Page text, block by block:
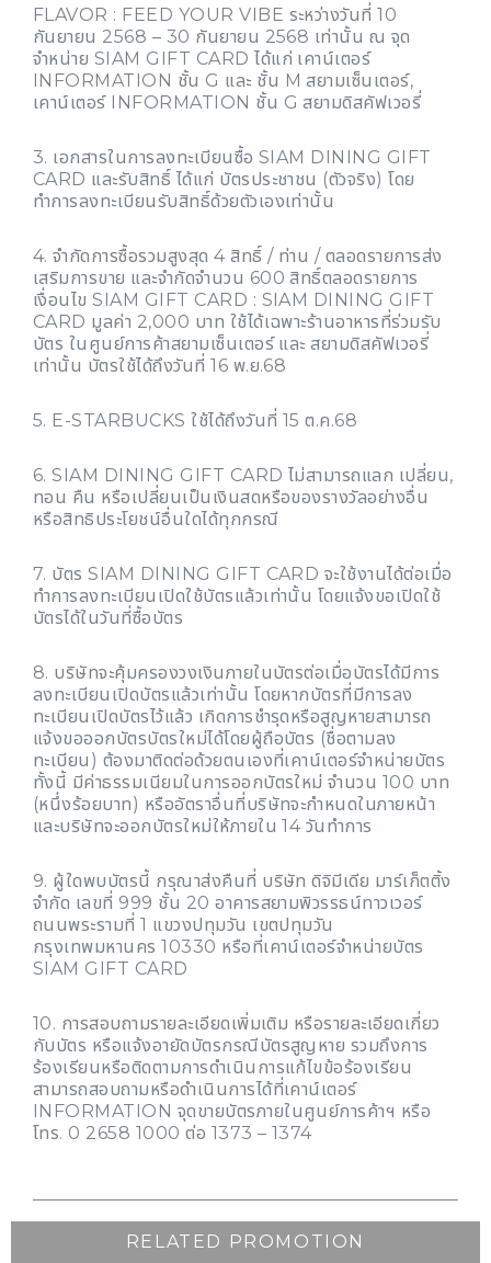
FLAVOR : FEED YOUR VIBE ระหว่างวันที่ 10
กันยายน 2568 – 30 กันยายน 2568 เท่านั้น ณ จุด
จำหน่าย SIAM GIFT CARD ได้แก่ เคาน์เตอร์
INFORMATION ชั้น G และ ชั้น M สยามเซ็นเตอร์,
เคาน์เตอร์ INFORMATION ชั้น G สยามดิสคัฟเวอรี่
3. เอกสารในการลงทะเบียนซื้อ SIAM DINING GIFT
CARD และรับสิทธิ์ ได้แก่ บัตรประชาชน (ตัวจริง) โดย
ทำการลงทะเบียนรับสิทธิ์ด้วยตัวเองเท่านั้น
4. จำกัดการซื้อรวมสูงสุด 4 สิทธิ์ / ท่าน / ตลอดรายการส่ง
เสริมการขาย และจำกัดจำนวน 600 สิทธิ์ตลอดรายการ
เงื่อนไข SIAM GIFT CARD : SIAM DINING GIFT
CARD มูลค่า 2,000 บาท ใช้ได้เฉพาะร้านอาหารที่ร่วมรับ
บัตร ในศูนย์การค้าสยามเซ็นเตอร์ และ สยามดิสคัฟเวอรี่
เท่านั้น บัตรใช้ได้ถึงวันที่ 16 พ.ย.68
5. E-STARBUCKS ใช้ได้ถึงวันที่ 15 ต.ค.68
6. SIAM DINING GIFT CARD ไม่สามารถแลก เปลี่ยน,
ทอน คืน หรือเปลี่ยนเป็นเงินสดหรือของรางวัลอย่างอื่น
หรือสิทธิประโยชน์อื่นใดได้ทุกกรณี
7. บัตร SIAM DINING GIFT CARD จะใช้งานได้ต่อเมื่อ
ทำการลงทะเบียนเปิดใช้บัตรแล้วเท่านั้น โดยแจ้งขอเปิดใช้
บัตรได้ในวันที่ซื้อบัตร
8. บริษัทจะคุ้มครองวงเงินภายในบัตรต่อเมื่อบัตรได้มีการ
ลงทะเบียนเปิดบัตรแล้วเท่านั้น โดยหากบัตรที่มีการลง
ทะเบียนเปิดบัตรไว้แล้ว เกิดการชำรุดหรือสูญหายสามารถ
แจ้งขอออกบัตรบัตรใหม่ได้โดยผู้ถือบัตร (ชื่อตามลง
ทะเบียน) ต้องมาติดต่อด้วยตนเองที่เคาน์เตอร์จำหน่ายบัตร
ทั้งนี้ มีค่าธรรมเนียมในการออกบัตรใหม่ จำนวน 100 บาท
(หนึ่งร้อยบาท) หรืออัตราอื่นที่บริษัทจะกำหนดในภายหน้า
และบริษัทจะออกบัตรใหม่ให้ภายใน 14 วันทำการ
9. ผู้ใดพบบัตรนี้ กรุณาส่งคืนที่ บริษัท ดิจิมีเดีย มาร์เก็ตติ้ง
จำกัด เลขที่ 999 ชั้น 20 อาคารสยามพิวรรธน์ทาวเวอร์
ถนนพระรามที่ 1 แขวงปทุมวัน เขตปทุมวัน
กรุงเทพมหานคร 10330 หรือที่เคาน์เตอร์จำหน่ายบัตร
SIAM GIFT CARD
10. การสอบถามรายละเอียดเพิ่มเติม หรือรายละเอียดเกี่ยว
กับบัตร หรือแจ้งอายัดบัตรกรณีบัตรสูญหาย รวมถึงการ
ร้องเรียนหรือติดตามการดำเนินการแก้ไขข้อร้องเรียน
สามารถสอบถามหรือดำเนินการได้ที่เคาน์เตอร์
INFORMATION จุดขายบัตรภายในศูนย์การค้าฯ หรือ
โทร. 0 2658 1000 ต่อ 1373 – 1374
RELATED PROMOTION